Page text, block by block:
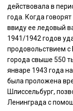
действовала в
года. Когда
ввиду ее ледовый
1941/1942 годов
продовольствием с
города свыше 550
январе 1943 года
была проложена
Шлиссельбург,
Ленинграда с